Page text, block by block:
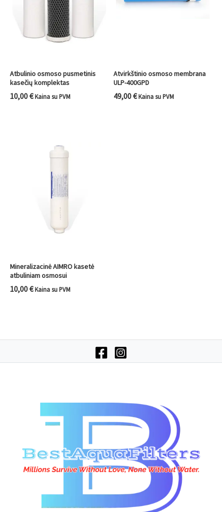
Atbulinio osmoso pusmetinis
kasečių komplektas
10,00€Kaina su PVM
Atvirkštinio osmoso membrana
ULP-400GPD
49,00€Kaina su PVM
Mineralizacinė AIMRO kasetė
atbuliniam osmosui
10,00€Kaina su PVM